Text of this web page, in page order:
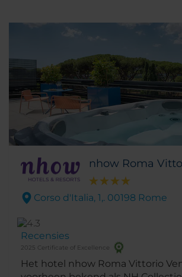
nhow Roma
Corso d'Italia, 1,. 00198 Rome
Recensies
2025 Certificate of Excellence
Het hotel nhow Roma Vittorio